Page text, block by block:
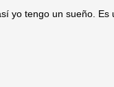
yo tengo un sueño. Es